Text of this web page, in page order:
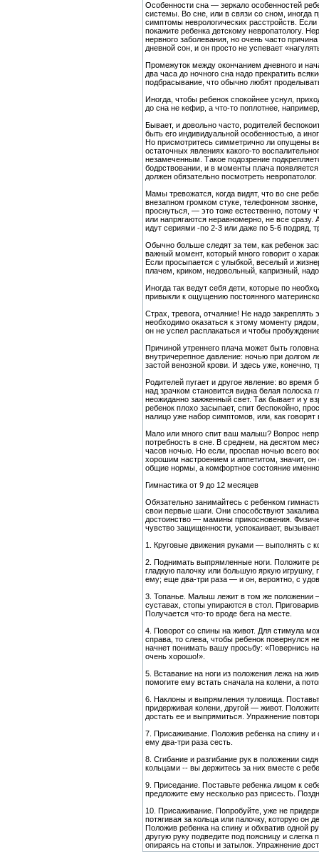
Особенности сна — зеркало особенностей
системы. Во сне, или в связи со сном, иногда
симптомы неврологических расстройств.
покажите ребенка детскому невропатологу.
нервного заболевания, но очень часто
дневной сон, и он просто не успевает
Промежуток между окончанием дневного и
два часа до ночного сна надо прекратить
подбрасывание, что обычно любят
Иногда, чтобы ребенок спокойнее уснул,
до сна не кефир, а что-то поплотнее,
Бывает, и довольно часто, родителей
быть его индивидуальной особенностью, а
Но присмотритесь симметрично ли опущены
остаточных явлениях какого-то
незамеченным. Такое подозрение
бодрствовании, и в моменты плача
должен обязательно посмотреть невропатолог.
Мамы тревожатся, когда видят, что во сне
внезапном громком стуке, телефонном
проснуться, — это тоже естественно, потому
или напрягаются неравномерно, не все сразу.
идут сериями -по 2-3 или даже по 5-6 подряд,
Обычно больше следят за тем, как ребенок
важный момент, который много говорит о
Если просыпается с улыбкой, веселый и
плачем, криком, недовольный, капризный,
Иногда так ведут себя дети, которые по
привыкли к ощущению постоянного
Страх, тревога, отчаяние! Не надо
необходимо оказаться к этому моменту
он не успел расплакаться и чтобы
Причиной утреннего плача может быть
внутричерепное давление: ночью при долгом
застой венозной крови. И здесь уже, конечно,
Родителей пугает и другое явление: во время
над зрачком становится видна белая полоска
неожиданно зажженный свет. Так бывает и у
ребенок плохо засыпает, спит беспокойно,
налицо уже набор симптомов, или, как
Мало или много спит ваш малыш? Вопрос
потребность в сне. В среднем, на десятом
часов ночью. Но если, проспав ночью всего
хорошим настроением и аппетитом, значит, он
общие нормы, а комфортное состояние
Гимнастика от 9 до 12 месяцев
Обязательно занимайтесь с ребенком
свои первые шаги. Они способствуют
достоинство — мамины прикосновения.
чувство защищенности, успокаивает,
1. Круговые движения руками — выполнять с
2. Поднимать выпрямленные ноги. Положите
гладкую палочку или большую яркую игрушку,
ему; еще два-три раза — и он, вероятно, с
3. Топанье. Малыш лежит в том же положении
суставах, стопы упираются в стол.
Получается что-то вроде бега на месте.
4. Поворот со спины на живот. Для стимула
справа, то слева, чтобы ребенок повернулся
начнет понимать вашу просьбу: «Повернись
очень хорошо!».
5. Вставание на ноги из положения лежа на
помогите ему встать сначала на колени, а
6. Наклоны и выпрямления туловища.
придерживая колени, другой — живот.
достать ее и выпрямиться. Упражнение
7. Присаживание. Положив ребенка на спину и
ему два-три раза сесть.
8. Сгибание и разгибание рук в положении
кольцами -- вы держитесь за них вместе с
9. Приседание. Поставьте ребенка лицом к
предложите ему несколько раз присесть.
10. Присаживание. Попробуйте, уже не
потягивая за кольца или палочку, которую он
Положив ребенка на спину и обхватив одной
другую руку подведите под поясницу и
опираясь на стопы и затылок. Упражнение